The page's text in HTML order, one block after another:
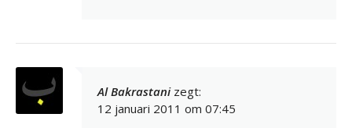
Al Bakrastani zegt:
12 januari 2011 om 07:45